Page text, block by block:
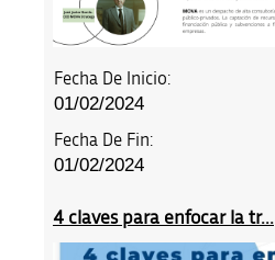
Fecha De Inicio:
01/02/2024
Fecha De Fin:
01/02/2024
4 claves para enfocar la tr...